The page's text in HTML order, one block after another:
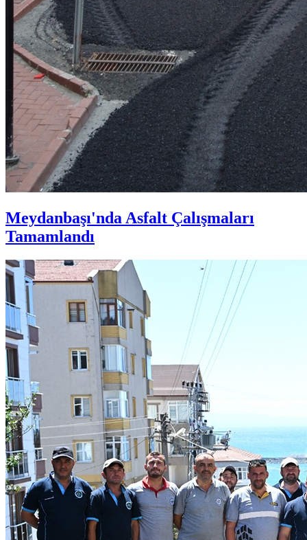
Meydanbaşı'nda Asfalt Çalışmaları
Tamamlandı